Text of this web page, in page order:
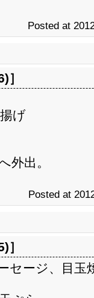
Posted at
］
げ
外出。
Posted at
］
セージ、目玉